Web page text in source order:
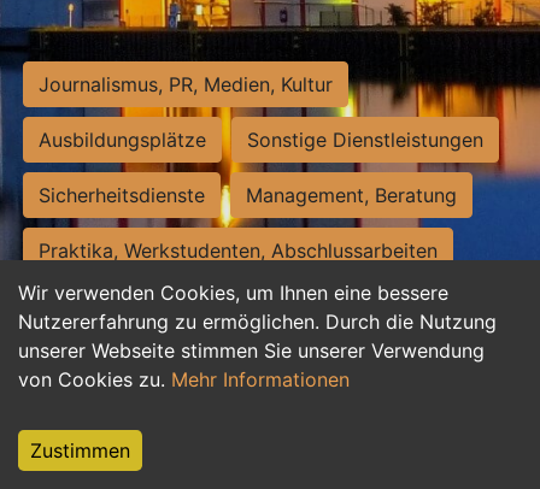
Wir verwenden Cookies, um Ihnen eine bessere
Nutzererfahrung zu ermöglichen. Durch die Nutzung
unserer Webseite stimmen Sie unserer Verwendung
von Cookies zu. Mehr Informationen
Zustimmen
Journalismus, PR, Medien, Kultur
Ausbildungsplätze Sonstige Dienstleistungen
Sicherheitsdienste Management, Beratung
Praktika, Werkstudenten, Abschlussarbeiten
Personalwesen Assistenz, Sekretariat
Hilfskräfte, Aushilfs- und Nebenjobs
Weiterbildung, Studium, duale Ausbildung